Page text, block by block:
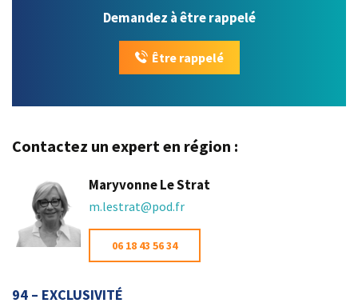
Demandez à être rappelé
Être rappelé
Contactez un expert en région :
Maryvonne Le Strat
m.lestrat@pod.fr
06 18 43 56 34
94 – EXCLUSIVITÉ